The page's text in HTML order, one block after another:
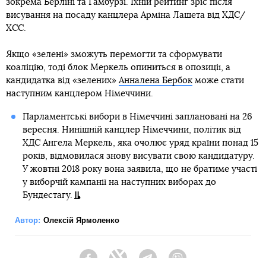
зокрема Берліні та Гамбурзі. Їхній рейтинг зріс після
висування на посаду канцлера Арміна Лашета від ХДС/
ХСС.
Якщо «зелені» зможуть перемогти та сформувати
коаліцію, тоді блок Меркель опиниться в опозиції, а
кандидатка від «зелених» Анналена Бербок може стати
наступним канцлером Німеччини.
Парламентські вибори в Німеччині заплановані на 26
вересня. Нинішній канцлер Німеччини, політик від
ХДС Ангела Меркель, яка очолює уряд країни понад 15
років, відмовилася знову висувати свою кандидатуру.
У жовтні 2018 року вона заявила, що не братиме участі
у виборчій кампанії на наступних виборах до
Бундестагу.
Автор: Олексій Ярмоленко